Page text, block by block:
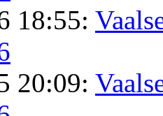
18:55:
20:09: